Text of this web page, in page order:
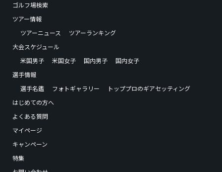
ゴルフ場検索
ツアー情報
ツアーニュース
ツアーランキング
大会スケジュール
米国男子
米国女子 国内男子
国内女子
選手情報
選手名鑑
フォトギャラリー
トッププロのギアセッティング
はじめての方へ
よくある質問
マイページ
キャンペーン
特集